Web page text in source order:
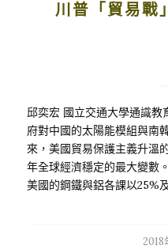
川普「貿易戰
邱奕宏 國立交通大學通識
府對中國的太陽能模組與南
來，美國貿易保護主義升溫
年全球經濟穩定的最大變數
美國的鋼鐵與鋁各課以25%
白宮國家經濟會議首席顧問
2018